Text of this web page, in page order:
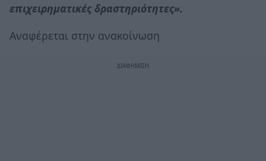
επιχειρηματικές δραστηριότητες».
Αναφέρεται στην ανακοίνωση